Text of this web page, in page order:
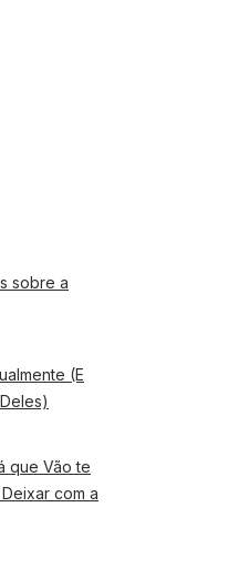
sobre a
(E
que Vão te
com a